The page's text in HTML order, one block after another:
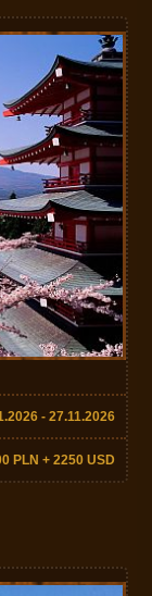
- 27.11.2026
PLN + 2250 USD